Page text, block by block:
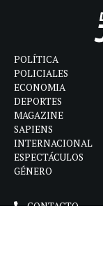
POLÍTICA
POLICIALES
ECONOMIA
DEPORTES
MAGAZINE
SAPIENS
INTERNACIONAL
ESPECTÁCULOS
GÉNERO
CONTACTO